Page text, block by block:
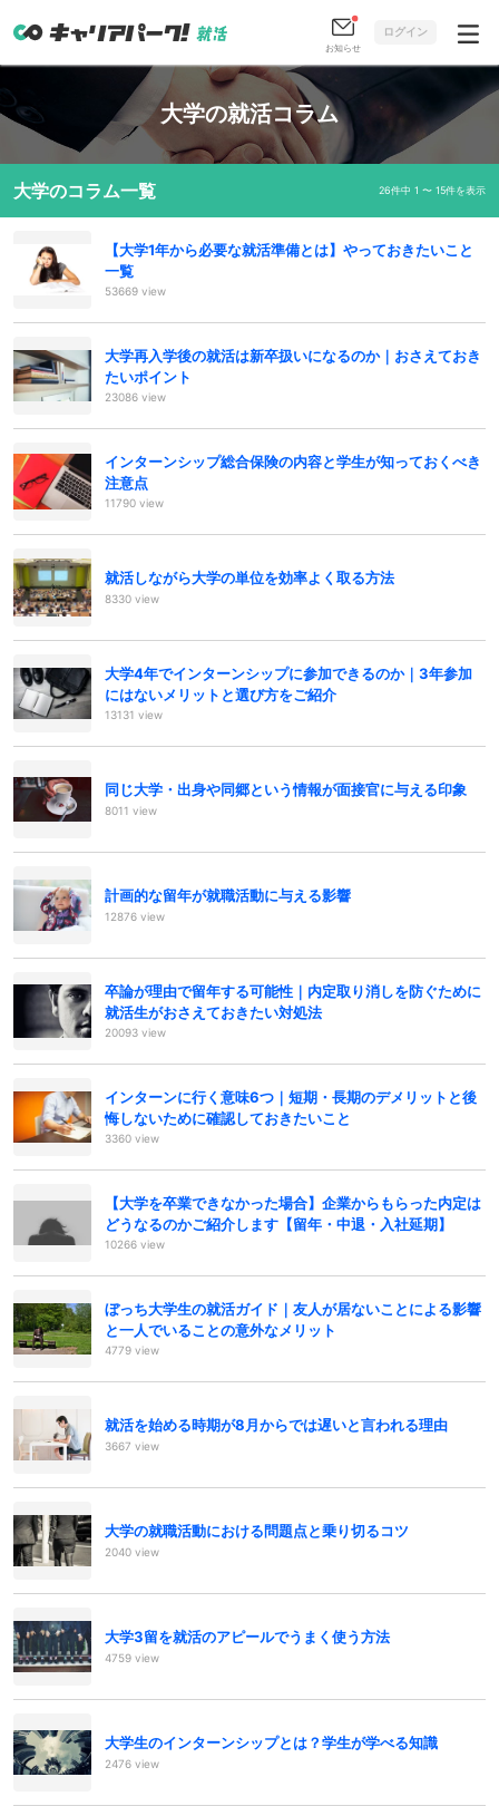
お知らせ
ログイン
大学の就活コラム
大学のコラム一覧 26件中 1 〜 15件を表示
【大学1年から必要な就活準備とは】やっておきたいこと
一覧
53669 view
大学再入学後の就活は新卒扱いになるのか｜おさえておき
たいポイント
23086 view
インターンシップ総合保険の内容と学生が知っておくべき
注意点
11790 view
就活しながら大学の単位を効率よく取る方法
8330 view
大学4年でインターンシップに参加できるのか｜3年参加
にはないメリットと選び方をご紹介
13131 view
同じ大学・出身や同郷という情報が面接官に与える印象
8011 view
計画的な留年が就職活動に与える影響
12876 view
卒論が理由で留年する可能性｜内定取り消しを防ぐために
就活生がおさえておきたい対処法
20093 view
インターンに行く意味6つ｜短期・長期のデメリットと後
悔しないために確認しておきたいこと
3360 view
【大学を卒業できなかった場合】企業からもらった内定は
どうなるのかご紹介します【留年・中退・入社延期】
10266 view
ぼっち大学生の就活ガイド｜友人が居ないことによる影響
と一人でいることの意外なメリット
4779 view
就活を始める時期が8月からでは遅いと言われる理由
3667 view
大学の就職活動における問題点と乗り切るコツ
2040 view
大学3留を就活のアピールでうまく使う方法
4759 view
大学生のインターンシップとは？学生が学べる知識
2476 view